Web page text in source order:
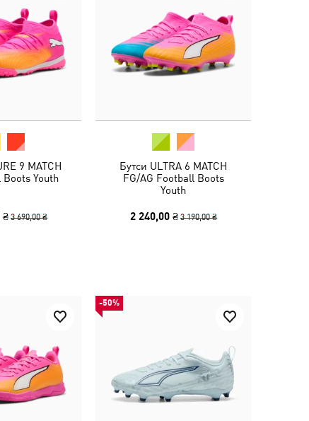
9 MATCH
Youth
₴ 3 690,00 ₴
Бутси ULTRA 6 MATCH
FG/AG Football Boots
Youth
2 240,00 ₴ 3 190,00 ₴
-50%